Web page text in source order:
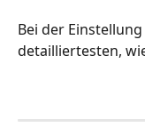
Bei der
detailliertesten,